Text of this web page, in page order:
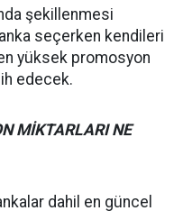
şekillenmesi
seçerken kendileri
yüksek promosyon
edecek.
MİKTARLARI NE
dahil en güncel